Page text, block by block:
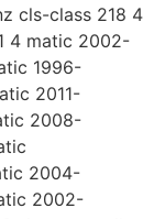
cls-class 218 4
4 matic 2002-
1996-
2011-
2008-
2004-
2002-